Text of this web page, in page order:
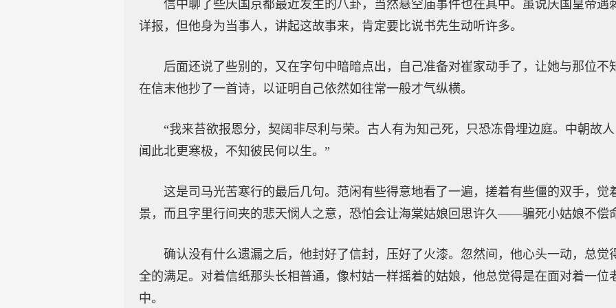
信中聊了些庆国京都最近发生的八卦，当然悬空庙事件也在其中。虽说庆国皇帝遇
详报，但他身为当事人，讲起这故事来，肯定要比说书先生动听许多。
后面还说了些别的，又在字句中暗暗点出，自己准备对崔家动手了，让她与那位不
在信末他抄了一首诗，以证明自己依然如往常一般才气纵横。
“我来苔欲报恩分，契阔非尽利与荣。古人有为知己死，只恐冻骨埋边庭。中朝故
闻此北更寒极，不知彼民何以生。”
这是司马光苦寒行的最后几句。范闲有些得意地看了一遍，搓着有些僵的双手，觉
景，而且字里行间夹的悲天悯人之意，恐怕会让海棠姑娘回思许久——骗死小姑娘不偿
确认没有什么遗漏之后，他封好了信封，压好了火漆。忽然间，他心头一动，总觉
全的满足。对着信纸那头长相普通，像村姑一样摇着的姑娘，他总觉得是在面对着一位
中。